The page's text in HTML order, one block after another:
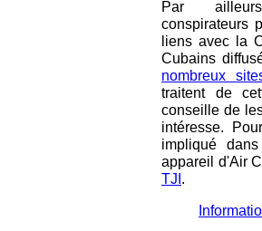
Par
conspirateurs
liens avec la
Cubains
nombreux
traitent de
conseille de
intéresse.
impliqué
appareil d'Air
TJI.